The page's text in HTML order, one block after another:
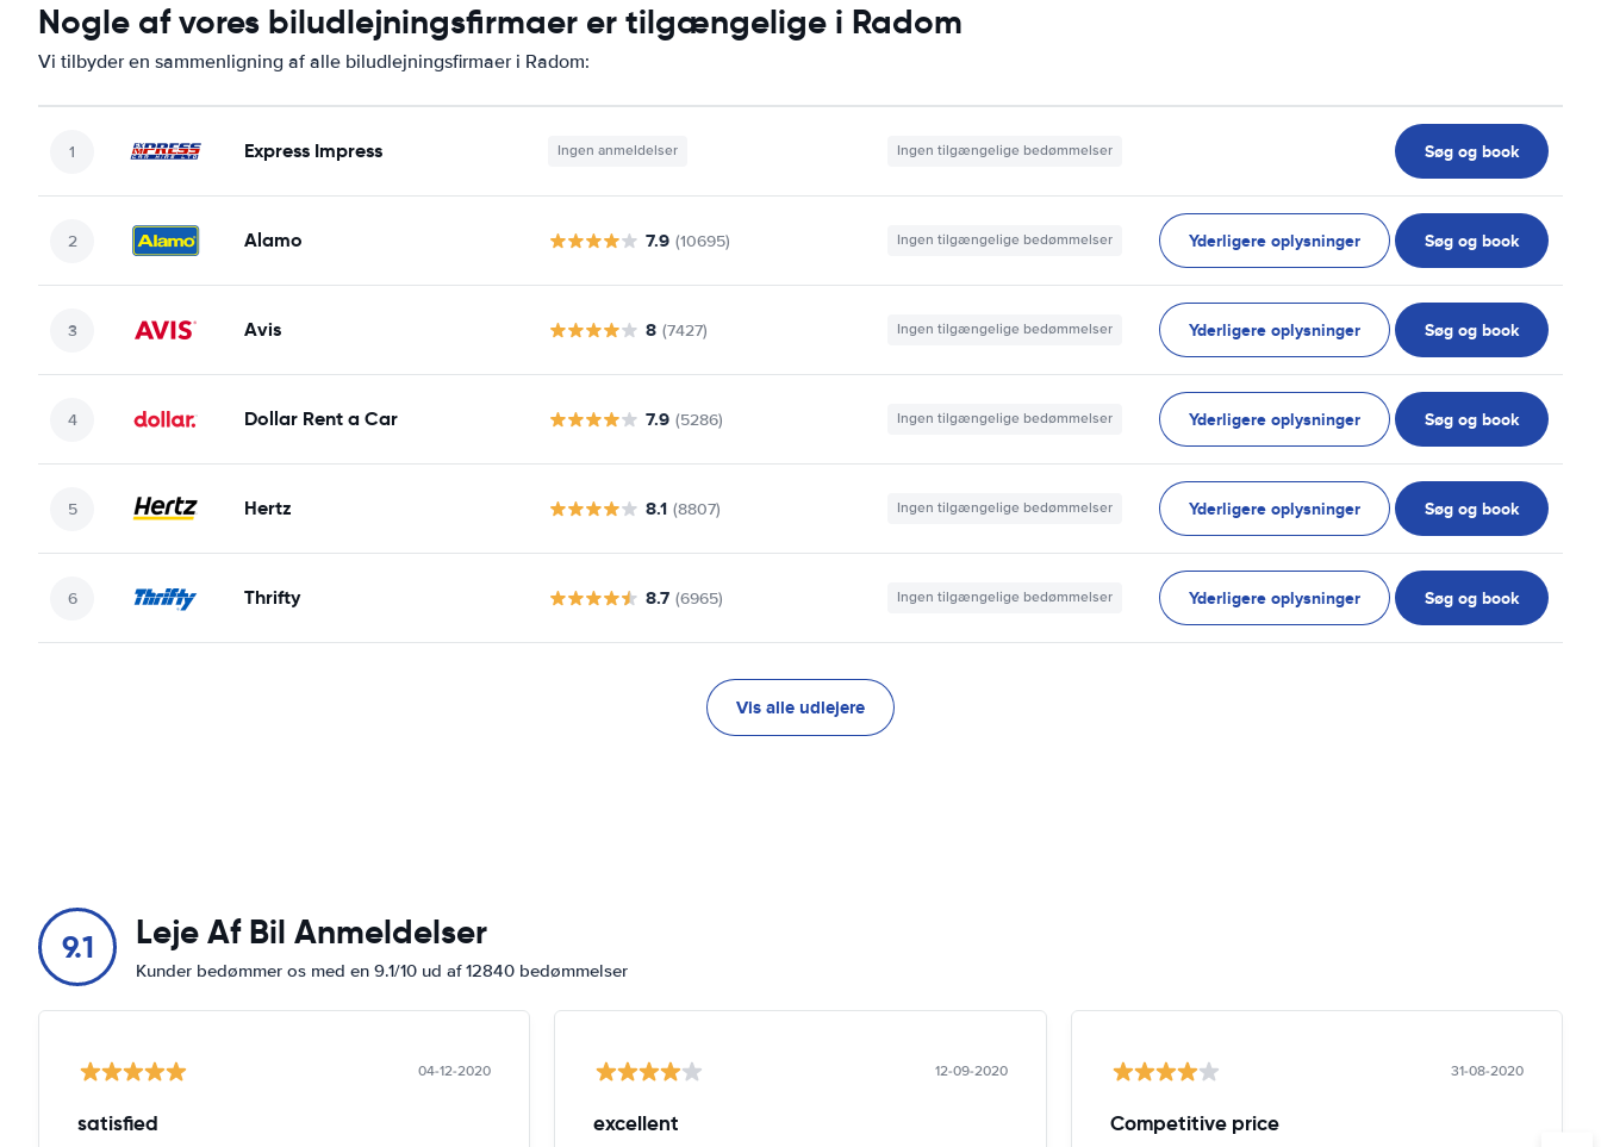
Nogle af vores biludlejningsfirmaer er tilgængelige i Radom
Vi tilbyder en sammenligning af alle biludlejningsfirmaer i Radom:
Express Impress Ingen anmeldelser Ingen tilgængelige bedømmelser Søg og book
Alamo 7.9 (10695) Ingen tilgængelige bedømmelser Yderligere oplysninger Søg og book
Avis 8 (7427) Ingen tilgængelige bedømmelser Yderligere oplysninger Søg og book
Dollar Rent a Car 7.9 (5286) Ingen tilgængelige bedømmelser Yderligere oplysninger Søg og book
Hertz 8.1 (8807) Ingen tilgængelige bedømmelser Yderligere oplysninger Søg og book
Thrifty 8.7 (6965) Ingen tilgængelige bedømmelser Yderligere oplysninger Søg og book
Vis alle udlejere
9.1 Leje Af Bil Anmeldelser
Kunder bedømmer os med en 9.1/10 ud af 12840 bedømmelser
04-12-2020
satisfied
12-09-2020
excellent
31-08-2020
Competitive price